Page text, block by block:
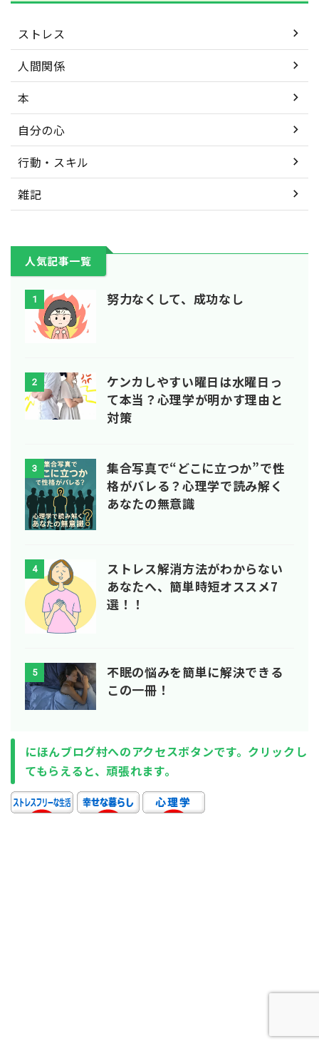
ストレス
人間関係
本
自分の心
行動・スキル
雑記
人気記事一覧
1 努力なくして、成功なし
2
ケンカしやすい曜日は水曜日っ
て本当？心理学が明かす理由と
対策
3
集合写真で“どこに立つか”で性
格がバレる？心理学で読み解く
あなたの無意識
4
ストレス解消方法がわからない
あなたへ、簡単時短オススメ7
選！！
5
不眠の悩みを簡単に解決できる
この一冊！
にほんブログ村へのアクセスボタンです。クリックし
てもらえると、頑張れます。